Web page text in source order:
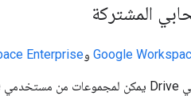
المشتركة
Google وEnterprise